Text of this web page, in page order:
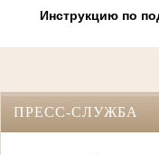
Инструкцию по
ПРЕСС-СЛУЖБА